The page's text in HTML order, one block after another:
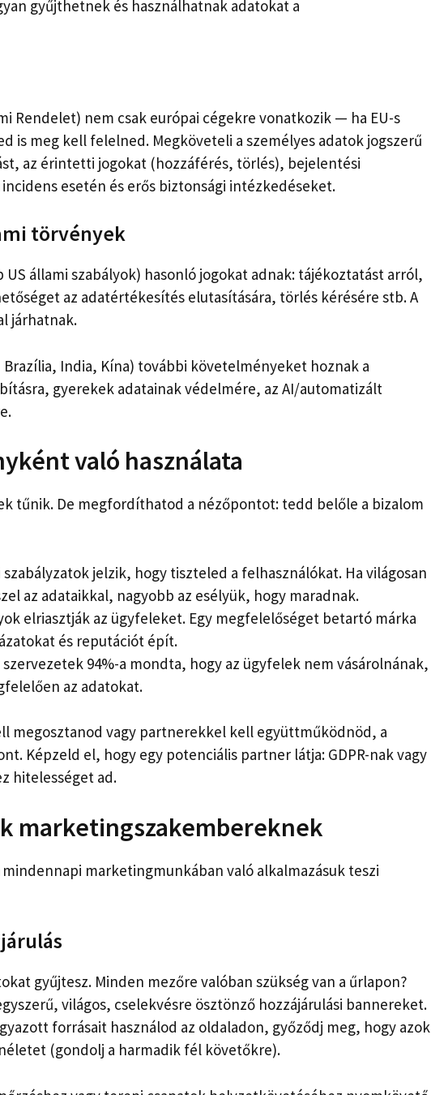
gyűjthetnek és használhatnak adatokat a
Rendelet) nem csak európai cégekre vonatkozik — ha EU-s
is meg kell felelned. Megköveteli a személyes adatok jogszerű
az érintetti jogokat (hozzáférés, törlés), bejelentési
esetén és erős biztonsági intézkedéseket.
törvények
US állami szabályok) hasonló jogokat adnak: tájékoztatást arról,
az adatértékesítés elutasítására, törlés kérésére stb. A
járhatnak.
India, Kína) további követelményeket hoznak a
gyerekek adatainak védelmére, az AI/automatizált
való használata
tűnik. De megfordíthatod a nézőpontot: tedd belőle a bizalom
jelzik, hogy tiszteled a felhasználókat. Ha világosan
az adataikkal, nagyobb az esélyük, hogy maradnak.
elriasztják az ügyfeleket. Egy megfelelőséget betartó márka
és reputációt épít.
94%-a mondta, hogy az ügyfelek nem vásárolnának,
az adatokat.
megosztanod vagy partnerekkel kell együttműködnöd, a
Képzeld el, hogy egy potenciális partner látja: GDPR-nak vagy
hitelességet ad.
marketingszakembereknek
marketingmunkában való alkalmazásuk teszi
gyűjtesz. Minden mezőre valóban szükség van a űrlapon?
világos, cselekvésre ösztönző hozzájárulási bannereket.
forrásait használod az oldaladon, győződj meg, hogy azok
(gondolj a harmadik fél követőkre).